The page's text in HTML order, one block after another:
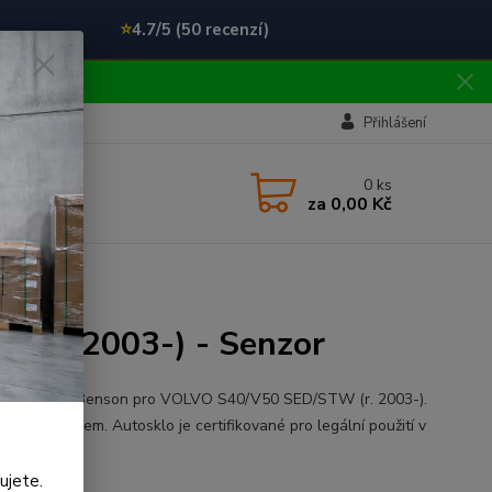
⭐4.7/5 (50 recenzí)
Přihlášení
0 ks
za 0,00 Kč
(r.2003-) - Senzor
čelní sklo Benson pro VOLVO S40/V50 SED/STW (r. 2003-).
se senzorem. Autosklo je certifikované pro legální použití v
popis